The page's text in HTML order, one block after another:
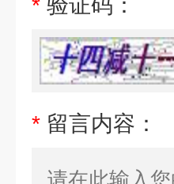
* 验证码：
* 留言内容：